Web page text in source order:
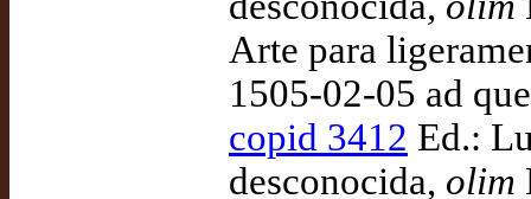
Arte para
1505-02-05 ad
copid 3412 Ed.:
desconocida, olim